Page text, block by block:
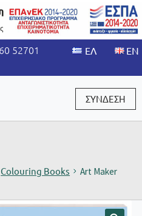
52701
ΣΥΝΔΕΣΗ
Colouring Books
Art Maker